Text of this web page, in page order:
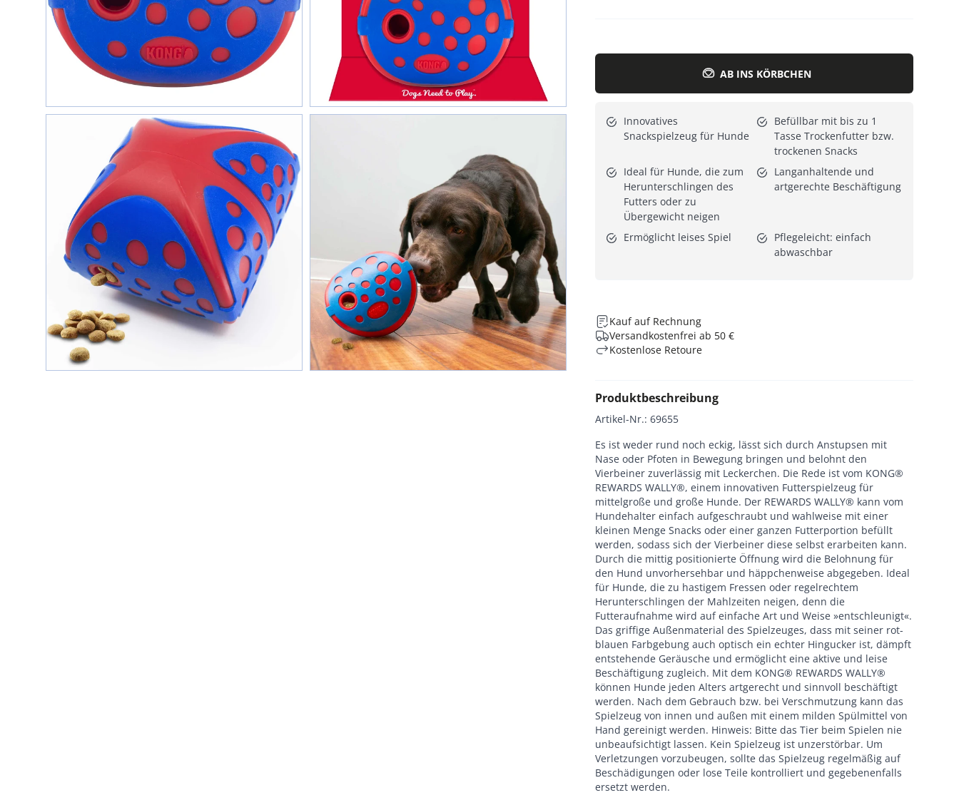
AB INS KÖRBCHEN
Innovatives
Snackspielzeug für Hunde
Befüllbar mit bis zu 1
Tasse Trockenfutter bzw.
trockenen Snacks
Ideal für Hunde, die zum
Herunterschlingen des
Futters oder zu
Übergewicht neigen
Langanhaltende und
artgerechte Beschäftigung
Ermöglicht leises Spiel
Pflegeleicht: einfach
abwaschbar
Kauf auf Rechnung
Versandkostenfrei ab 50 €
Kostenlose Retoure
Produktbeschreibung
Artikel-Nr.: 69655
Es ist weder rund noch eckig, lässt sich durch Anstupsen mit
Nase oder Pfoten in Bewegung bringen und belohnt den
Vierbeiner zuverlässig mit Leckerchen. Die Rede ist vom KONG®
REWARDS WALLY®, einem innovativen Futterspielzeug für
mittelgroße und große Hunde. Der REWARDS WALLY® kann vom
Hundehalter einfach aufgeschraubt und wahlweise mit einer
kleinen Menge Snacks oder einer ganzen Futterportion befüllt
werden, sodass sich der Vierbeiner diese selbst erarbeiten kann.
Durch die mittig positionierte Öffnung wird die Belohnung für
den Hund unvorhersehbar und häppchenweise abgegeben. Ideal
für Hunde, die zu hastigem Fressen oder regelrechtem
Herunterschlingen der Mahlzeiten neigen, denn die
Futteraufnahme wird auf einfache Art und Weise »entschleunigt«.
Das griffige Außenmaterial des Spielzeuges, dass mit seiner rot-
blauen Farbgebung auch optisch ein echter Hingucker ist, dämpft
entstehende Geräusche und ermöglicht eine aktive und leise
Beschäftigung zugleich. Mit dem KONG® REWARDS WALLY®
können Hunde jeden Alters artgerecht und sinnvoll beschäftigt
werden. Nach dem Gebrauch bzw. bei Verschmutzung kann das
Spielzeug von innen und außen mit einem milden Spülmittel von
Hand gereinigt werden. Hinweis: Bitte das Tier beim Spielen nie
unbeaufsichtigt lassen. Kein Spielzeug ist unzerstörbar. Um
Verletzungen vorzubeugen, sollte das Spielzeug regelmäßig auf
Beschädigungen oder lose Teile kontrolliert und gegebenenfalls
ersetzt werden.